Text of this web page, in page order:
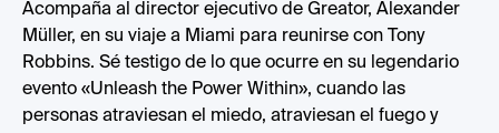
Acompaña al director ejecutivo de Greator, Alexander
Müller, en su viaje a Miami para reunirse con Tony
Robbins. Sé testigo de lo que ocurre en su legendario
evento «Unleash the Power Within», cuando las
personas atraviesan el miedo, atraviesan el fuego y